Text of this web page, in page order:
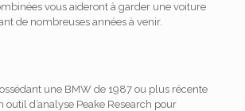
vous aideront à garder une voiture
de nombreuses années à venir.
une BMW de 1987 ou plus récente
outil d’analyse Peake Research pour